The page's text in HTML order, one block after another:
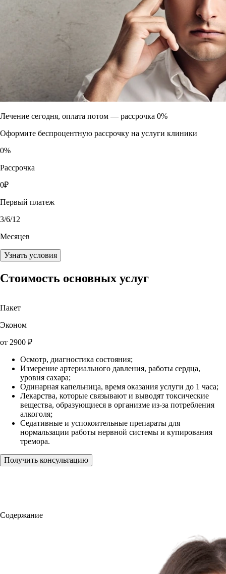
Лечение сегодня, оплата потом — рассрочка 0%
Оформите беспроцентную рассрочку на услуги клиники
0%
Рассрочка
0₽
Первый платеж
3/6/12
Месяцев
Узнать условия
Стоимость основных услуг
Пакет
Эконом
от 2900 ₽
Осмотр, диагностика состояния;
Измерение артериального давления, работы сердца,
уровня сахара;
Одинарная капельница, время оказания услуги до 1 часа;
Лекарства, которые связывают и выводят токсические
вещества, образующиеся в организме из-за потребления
алкоголя;
Седативные и успокоительные препараты для
нормальзации работы нервной системы и купирования
тремора.
Получить консультацию
Содержание